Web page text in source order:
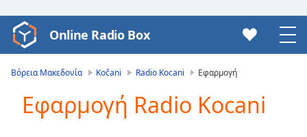
Video
Player
Video
Online Radio Box
Βόρεια Μακεδονία Kočani Radio Kocani Εφαρμογή
Εφαρμογή Radio Kocani